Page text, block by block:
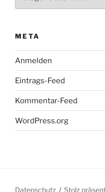
META
Anmelden
Eintrags-Feed
Kommentar-Feed
WordPress.org
Datenschutz Stolz